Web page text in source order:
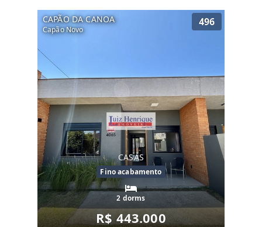
CAPÃO DA CANOA
Capão Novo
496
CASAS
Fino acabamento
2 dorms
R$ 443.000